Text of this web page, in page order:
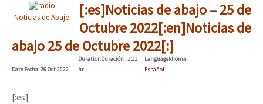
Noticias de Abajo
[:es]Noticias de abajo – 25 de
Octubre 2022[:en]Noticias de
abajo 25 de Octubre 2022[:]
DateFecha: 26 Oct 2022
DurationDuración: 1:11
hr
LanguageIdioma:
Español
[:es]